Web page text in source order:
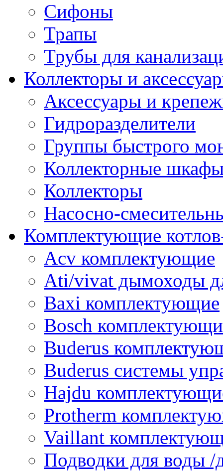
Сифоны
Трапы
Трубы для
Коллекторы и
Аксессуары и
Гидроразделители
Группы быстрого
Коллекторные
Коллекторы
Насосно-
Комплектующие
Acv комплектующие
Ati/vivat дымоходы
Baxi комплектующие
Bosch
Buderus
Buderus системы
Hajdu
Protherm
Vaillant
Подводки для воды /